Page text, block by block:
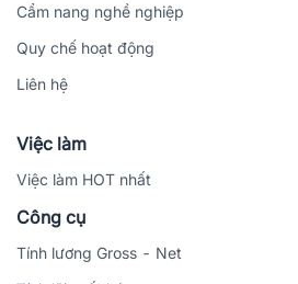
Cẩm nang nghề nghiệp
Quy chế hoạt động
Liên hệ
Việc làm
Việc làm HOT nhất
Công cụ
Tính lương Gross - Net